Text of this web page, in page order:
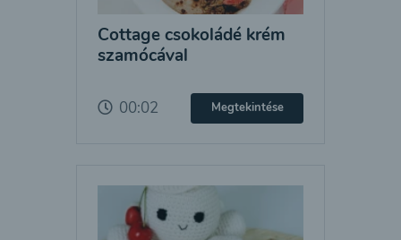
Cottage csokoládé krém
szamócával
00:02 Megtekintése